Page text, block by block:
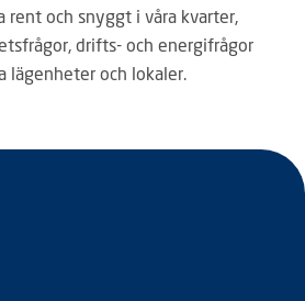
rent och snyggt i våra kvarter,
drifts- och energifrågor
lägenheter och lokaler.